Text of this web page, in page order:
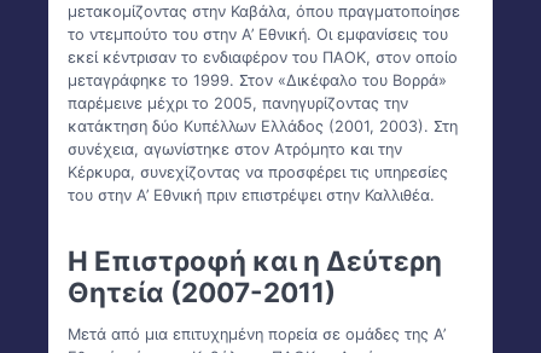
μετακομίζοντας στην Καβάλα, όπου πραγματοποίησε
το ντεμπούτο του στην Α’ Εθνική. Οι εμφανίσεις του
εκεί κέντρισαν το ενδιαφέρον του ΠΑΟΚ, στον οποίο
μεταγράφηκε το 1999. Στον «Δικέφαλο του Βορρά»
παρέμεινε μέχρι το 2005, πανηγυρίζοντας την
κατάκτηση δύο Κυπέλλων Ελλάδος (2001, 2003). Στη
συνέχεια, αγωνίστηκε στον Ατρόμητο και την
Κέρκυρα, συνεχίζοντας να προσφέρει τις υπηρεσίες
του στην Α’ Εθνική πριν επιστρέψει στην Καλλιθέα.
Η Επιστροφή και η Δεύτερη
Θητεία (2007-2011)
Μετά από μια επιτυχημένη πορεία σε ομάδες της Α’